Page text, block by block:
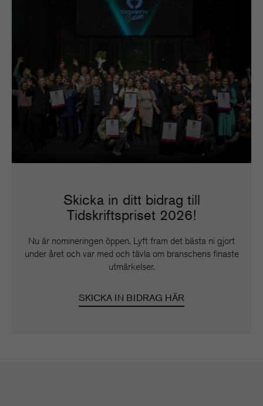
Skicka in ditt bidrag till
Tidskriftspriset 2026!
Nu är nomineringen öppen. Lyft fram det bästa ni gjort
under året och var med och tävla om branschens finaste
utmärkelser.
SKICKA IN BIDRAG HÄR